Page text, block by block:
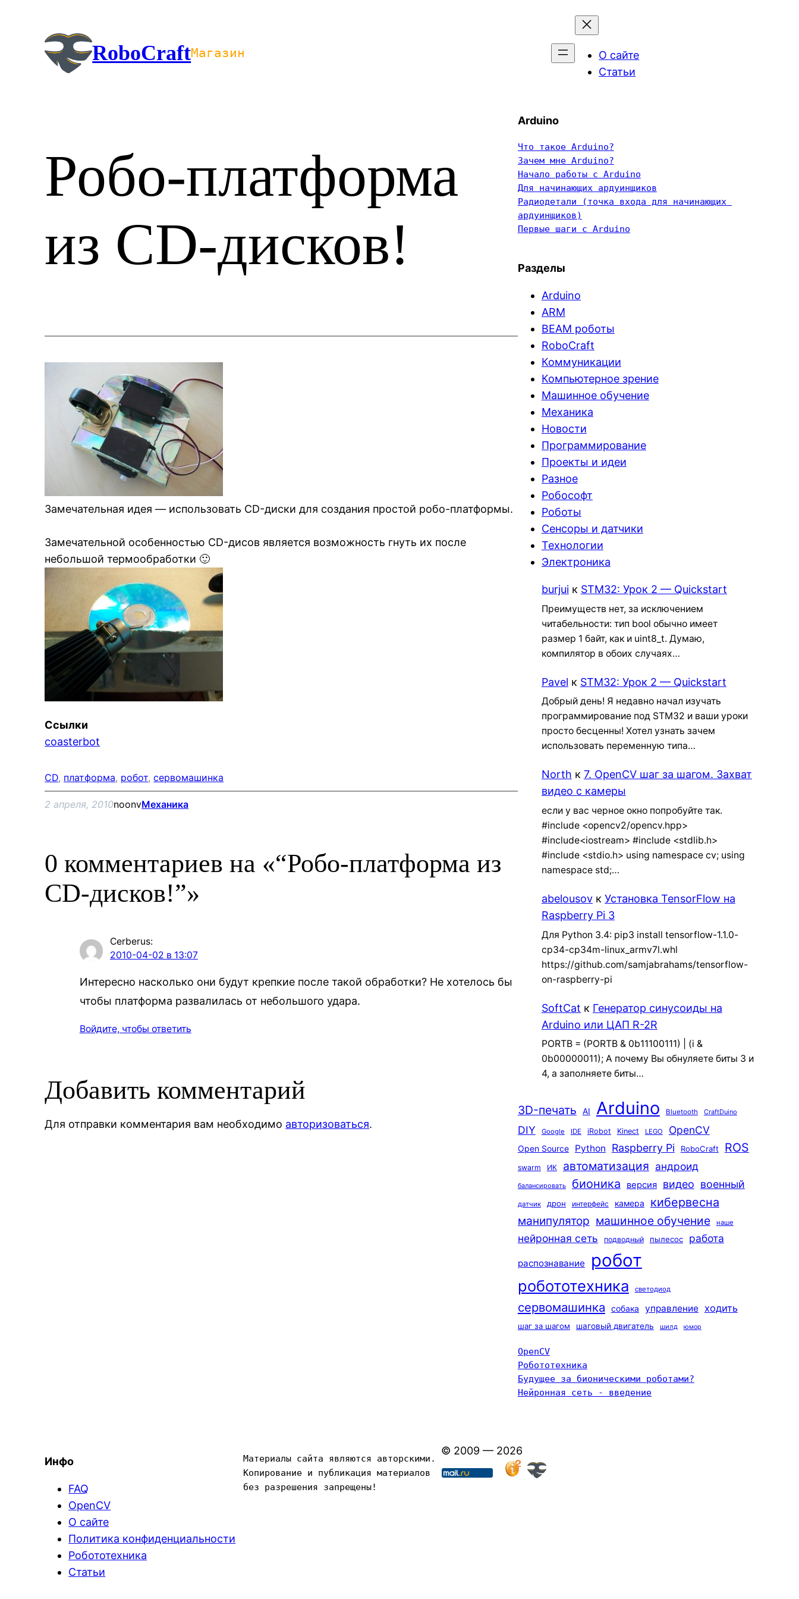
содержимому
RoboCraftМагазин
О сайте
Статьи
Робо-платформа
из CD-дисков!
Замечательная идея — использовать CD-диски для создания простой робо-платформы.
Замечательной особенностью CD-дисов является возможность гнуть их после
небольшой термообработки 🙂
Ссылки
coasterbot
CD, платформа, робот, сервомашинка
2 апреля, 2010noonvМеханика
0 комментариев на «“Робо-платформа из
CD-дисков!”»
Cerberus:
2010-04-02 в 13:07
Интересно насколько они будут крепкие после такой обработки? Не хотелось бы
чтобы платформа развалилась от небольшого удара.
Войдите, чтобы ответить
Добавить комментарий
Для отправки комментария вам необходимо авторизоваться.
Arduino
Что такое Arduino?
Зачем мне Arduino?
Начало работы с Arduino
Для начинающих ардуинщиков
Радиодетали (точка входа для начинающих
ардуинщиков)
Первые шаги с Arduino
Разделы
Arduino
ARM
BEAM роботы
RoboCraft
Коммуникации
Компьютерное зрение
Машинное обучение
Механика
Новости
Программирование
Проекты и идеи
Разное
Робософт
Роботы
Сенсоры и датчики
Технологии
Электроника
burjuiк STM32: Урок 2 — Quickstart
Преимуществ нет, за исключением
читабельности: тип bool обычно имеет
размер 1 байт, как и uint8_t. Думаю,
компилятор в обоих случаях…
Pavel к STM32: Урок 2 — Quickstart
Добрый день! Я недавно начал изучать
программирование под STM32 и ваши уроки
просто бесценны! Хотел узнать зачем
использовать переменную типа…
North к 7. OpenCV шаг за шагом. Захват
видео с камеры
если у вас черное окно попробуйте так.
#include <opencv2/opencv.hpp>
#include<iostream> #include <stdlib.h>
#include <stdio.h> using namespace cv; using
namespace std;…
abelousovк Установка TensorFlow на
Raspberry Pi 3
Для Python 3.4: pip3 install tensorflow-1.1.0-
cp34-cp34m-linux_armv7l.whl
https://github.com/samjabrahams/tensorflow-
on-raspberry-pi
SoftCat к Генератор синусоиды на
Arduino или ЦАП R-2R
PORTB = (PORTB & 0b11100111) | (i &
0b00000011); А почему Вы обнуляете биты 3 и
4, а заполняете биты…
3D-печать AI Arduino Bluetooth CraftDuino
DIY Google IDE iRobot Kinect LEGO OpenCV
Open Source Python Raspberry Pi RoboCraft ROS
swarm ИК автоматизация андроид
балансировать бионика версия видео военный
датчик дрон интерфейс камера кибервесна
манипулятор машинное обучение наше
нейронная сеть подводный пылесос работа
распознавание робот
робототехника светодиод
сервомашинка собака управление ходить
шаг за шагом шаговый двигатель шилд юмор
OpenCV
Робототехника
Будущее за бионическими роботами?
Нейронная сеть - введение
Инфо
FAQ
OpenCV
О сайте
Политика конфиденциальности
Робототехника
Статьи
Материалы сайта являются авторскими.
Копирование и публикация материалов
без разрешения запрещены!
© 2009 — 2026